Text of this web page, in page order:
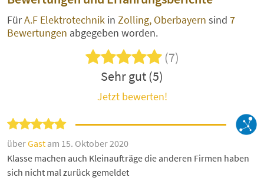
FürA.F Elektrotechnik in Zolling, Oberbayern sind 7
Bewertungen abgegeben worden.
(7)
Sehr gut (5)
Jetzt bewerten!
überGast am 15. Oktober 2020
Klasse machen auch Kleinaufträge die anderen Firmen haben
sich nicht mal zurück gemeldet